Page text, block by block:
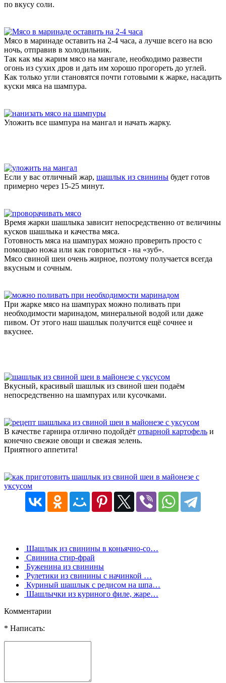
по вкусу соли.
Мясо в маринаде оставить на 2-4 часа, а лучше всего на всю
ночь, отправив в холодильник.
Так как мы жарим мясо на мангале, необходимо развести
огонь из сухих дров и дать им хорошо прогореть до углей.
Как только угли становятся почти готовыми к жарке, насадить
куски мяса на шампура.
Уложить все шампура на мангал и начать жарку.
Если у вас отличный жар, шашлык из свинины будет готов
примерно через 15-25 минут.
Время жарки шашлыка зависит непосредственно от величины
кусков шашлыка и качества мяса.
Готовность мяса на шампурах можно проверить просто с
помощью ножа или как говориться - на «зуб».
Мясо свиной шеи очень жирное, поэтому получается всегда
вкусным и сочным.
При жарке мясо на шампурах можно поливать при
необходимости маринадом, минеральной водой или даже
пивом. От этого наш шашлык получится ещё сочнее и
вкуснее.
Вкусный, красивый шашлык из свиной шеи подаём
непосредственно на шампурах или кусочками.
В качестве гарнира отлично подойдёт отварной картофель и
конечно свежие овощи и свежая зелень.
Приятного аппетита!
Шашлык из свинины в коньячно-со…
Свинина стир-фрай
Буженина из свинины
Рулетики из свинины с начинкой …
Куриный шашлык с редисом на шпа…
Шашлычки из куриного филе, жаре…
Комментарии
* Написать: